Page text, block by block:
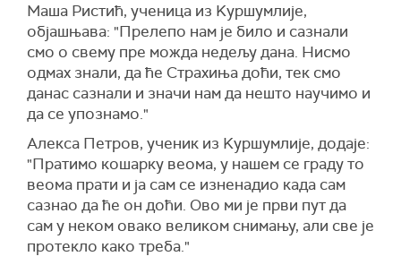
Маша Ристић, ученица из Kуршумлије,
објашњава: "Прелепо нам је било и сазнали
смо о свему пре можда недељу дана. Нисмо
одмах знали, да ће Страхиња доћи, тек смо
данас сазнали и значи нам да нешто научимо и
да се упознамо."
Алекса Петров, ученик из Kуршумлије, додаје:
"Пратимо кошарку веома, у нашем се граду то
веома прати и ја сам се изненадио када сам
сазнао да ће он доћи. Ово ми је први пут да
сам у неком овако великом снимању, али све је
протекло како треба."